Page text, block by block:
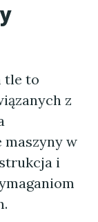
tle to
z
w
i